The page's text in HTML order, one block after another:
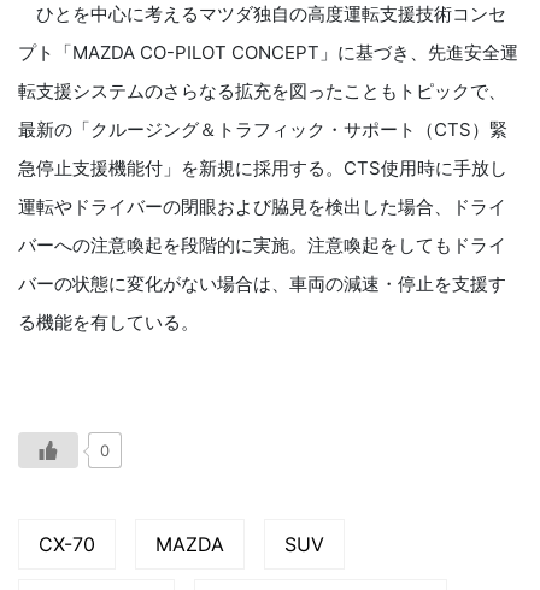
ひとを中心に考えるマツダ独自の高度運転支援技術コンセ
プト「MAZDA CO-PILOT CONCEPT」に基づき、先進安全運
転支援システムのさらなる拡充を図ったこともトピックで、
最新の「クルージング＆トラフィック・サポート（CTS）緊
急停止支援機能付」を新規に採用する。CTS使用時に手放し
運転やドライバーの閉眼および脇見を検出した場合、ドライ
バーへの注意喚起を段階的に実施。注意喚起をしてもドライ
バーの状態に変化がない場合は、車両の減速・停止を支援す
る機能を有している。
0
CX-70 MAZDA SUV